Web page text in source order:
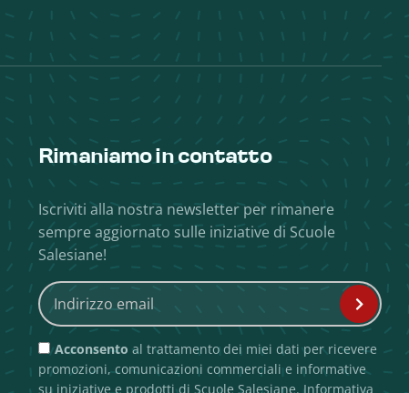
Rimaniamo in contatto
Iscriviti alla nostra newsletter per rimanere
sempre aggiornato sulle iniziative di Scuole
Salesiane!
Acconsento al trattamento dei miei dati per ricevere
promozioni, comunicazioni commerciali e informative
su iniziative e prodotti di Scuole Salesiane. Informativa